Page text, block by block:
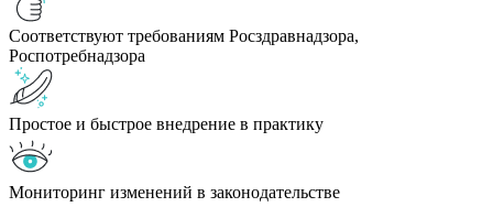
Соответствуют требованиям Росздравнадзора,
Роспотребнадзора
Простое и быстрое внедрение в практику
Мониторинг изменений в законодательстве